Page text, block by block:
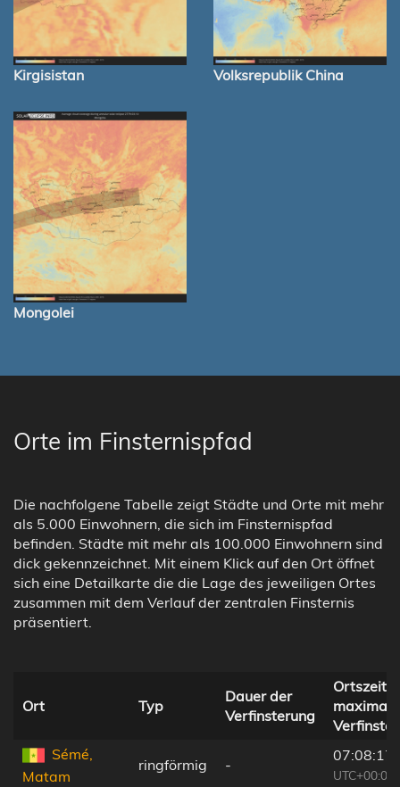
Kirgisistan Volksrepublik China
Mongolei
Orte im Finsternispfad
Die nachfolgene Tabelle zeigt Städte und Orte mit mehr
als 5.000 Einwohnern, die sich im Finsternispfad
befinden. Städte mit mehr als 100.000 Einwohnern sind
dick gekennzeichnet. Mit einem Klick auf den Ort öffnet
sich eine Detailkarte die die Lage des jeweiligen Ortes
zusammen mit dem Verlauf der zentralen Finsternis
präsentiert.
Ort Typ
Dauer der
Verfinsterung
Ortszeit
Sémé,
Matam
ringförmig -
07:08:17
UTC+00:00